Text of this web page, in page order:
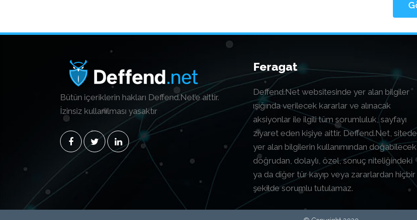
Bütün içeriklerin hakları Deffend.Net’e aittir.
İzinsiz kullanılması yasaktır
Feragat
Deffend.Net websitesinde yer alan bilgiler
ışığında verilecek kararlar ve alınacak
aksiyonlar ile ilgili tüm sorumluluk, sayfayı
ziyaret eden kişiye aittir. Deffend.Net, sitede
yer alan bilgilerin kullanımından doğabilecek
doğrudan, dolaylı, özel, sonuç niteliğindeki
ya da diğer tür kayıp veya zararlardan hiçbir
şekilde sorumlu tutulamaz.